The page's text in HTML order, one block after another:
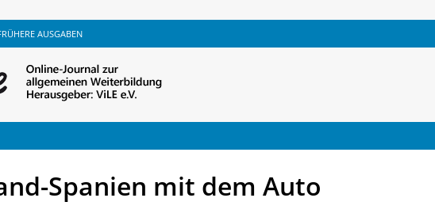
AUSGABEN
Spanien mit dem Auto